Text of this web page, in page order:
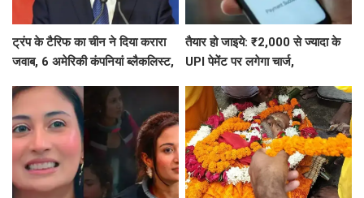
ट्रंप के टैरिफ का चीन ने दिया करारा
जवाब, 6 अमेरिकी कंपनियां ब्लैकलिस्ट,
तैयार हो जाइये: ₹2,000 से ज्यादा के
UPI पेमेंट पर लगेगा चार्ज,